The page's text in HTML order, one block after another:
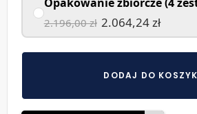
2.196,00 zł 2.064,24 zł
DODAJ DO